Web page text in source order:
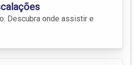
Descubra onde assistir e